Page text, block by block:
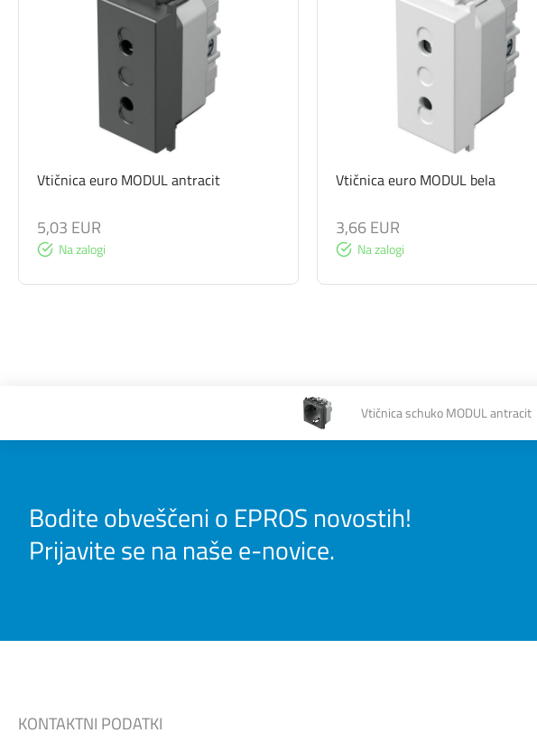
Vtičnica euro MODUL antracit
Na zalogi
5,03 EUR
Vtičnica euro MODUL bela
Na zalogi
3,66 EUR
Vtičnica schuko MODUL antracit
Bodite obveščeni o EPROS novostih!
Prijavite se na naše e-novice.
KONTAKTNI PODATKI